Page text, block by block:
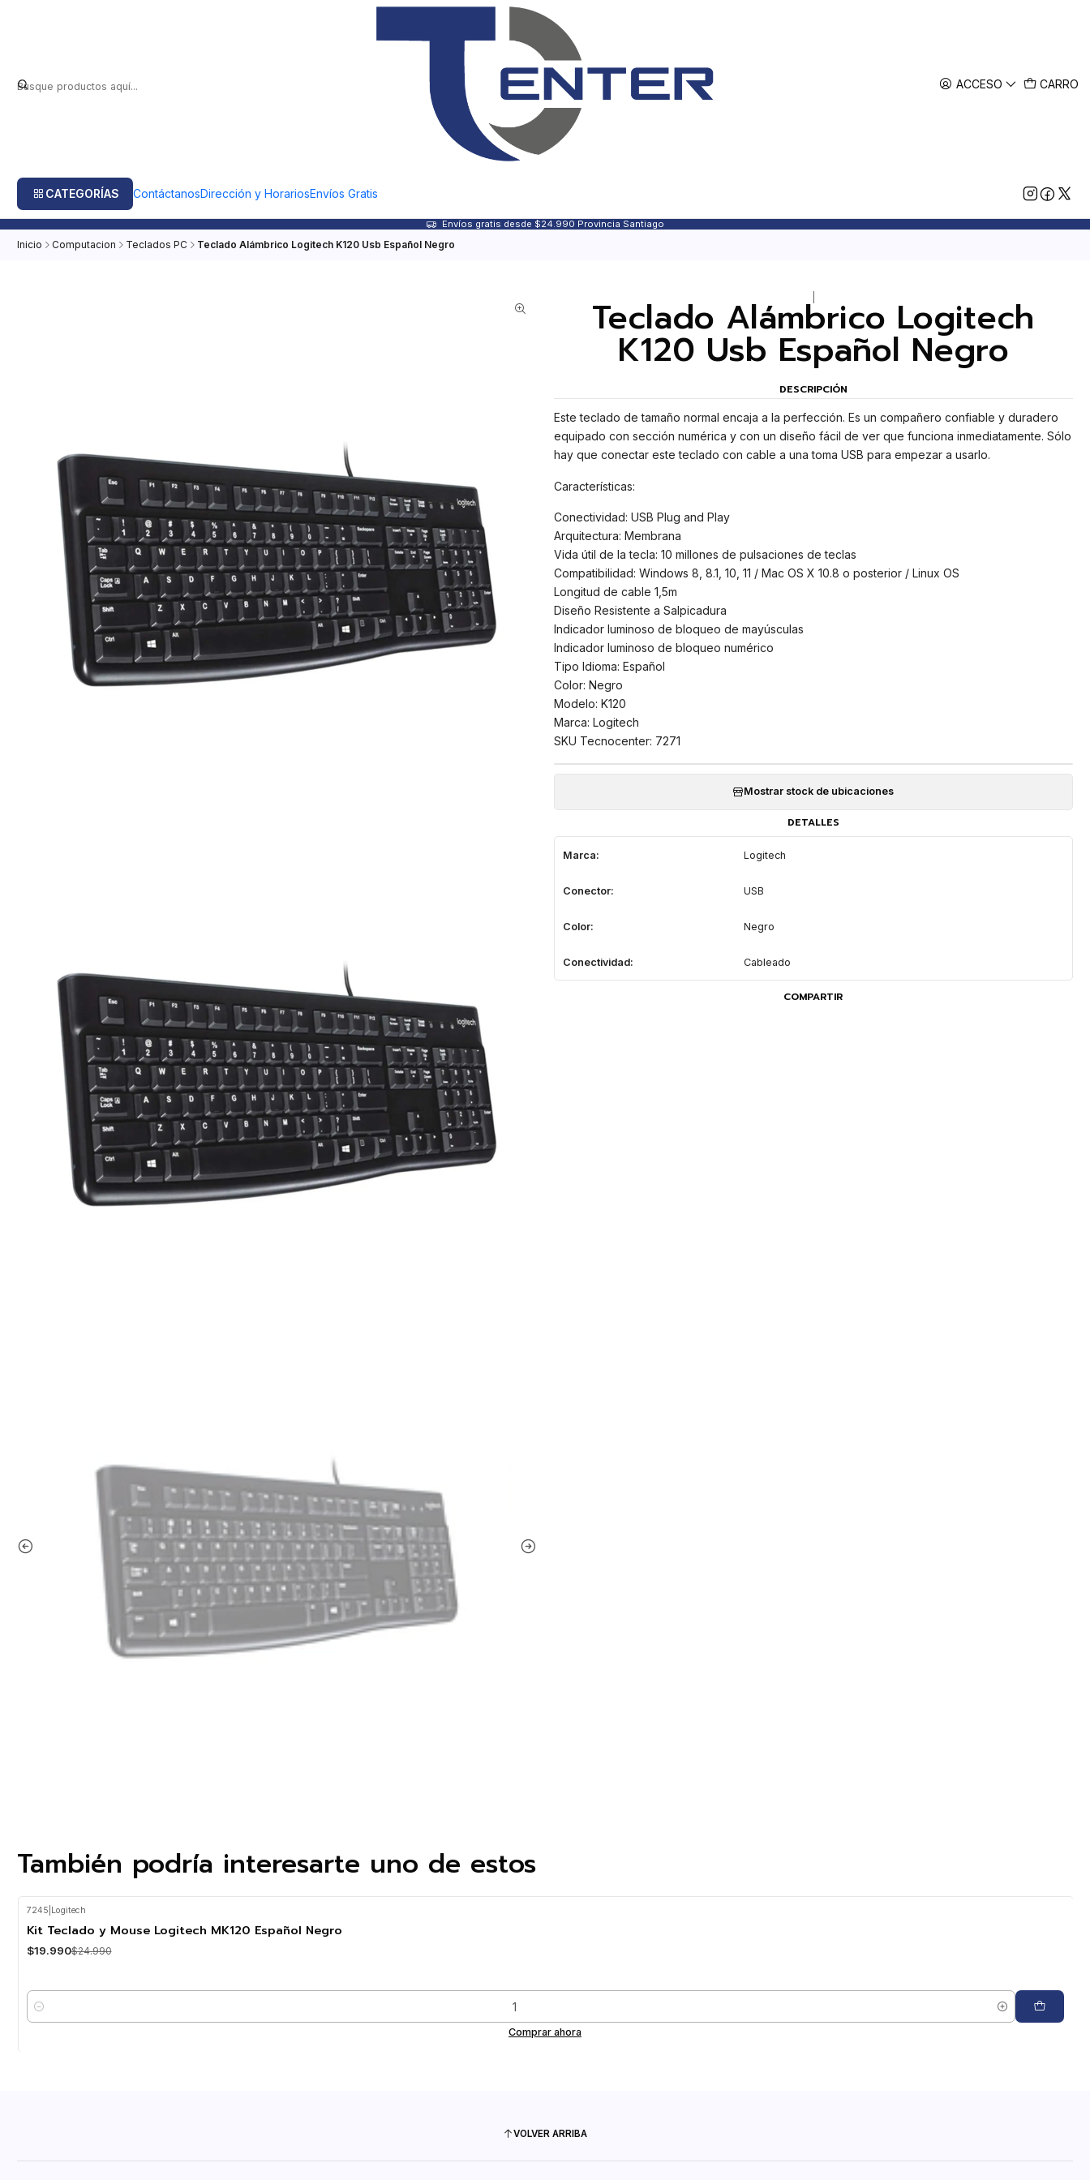
ACCESO CARRO
CATEGORÍAS ContáctanosDirección y HorariosEnvíos Gratis
Envíos gratis desde $24.990 Provincia Santiago
Inicio Computacion Teclados PC Teclado Alámbrico Logitech K120 Usb Español Negro
Teclado Alámbrico Logitech
K120 Usb Español Negro
DESCRIPCIÓN
Este teclado de tamaño normal encaja a la perfección. Es un compañero confiable y duradero
equipado con sección numérica y con un diseño fácil de ver que funciona inmediatamente. Sólo
hay que conectar este teclado con cable a una toma USB para empezar a usarlo.
Características:
Conectividad: USB Plug and Play
Arquitectura: Membrana
Vida útil de la tecla: 10 millones de pulsaciones de teclas
Compatibilidad: Windows 8, 8.1, 10, 11 / Mac OS X 10.8 o posterior / Linux OS
Longitud de cable 1,5m
Diseño Resistente a Salpicadura
Indicador luminoso de bloqueo de mayúsculas
Indicador luminoso de bloqueo numérico
Tipo Idioma: Español
Color: Negro
Modelo: K120
Marca: Logitech
SKU Tecnocenter: 7271
Mostrar stock de ubicaciones
DETALLES
Marca: Logitech
Conector: USB
Color: Negro
Conectividad: Cableado
COMPARTIR
También podría interesarte uno de estos
-20% OFF
7245 Logitech
Kit Teclado y Mouse Logitech MK120 Español Negro
$19.990$24.990
Cantidad
Comprar ahora
VOLVER ARRIBA